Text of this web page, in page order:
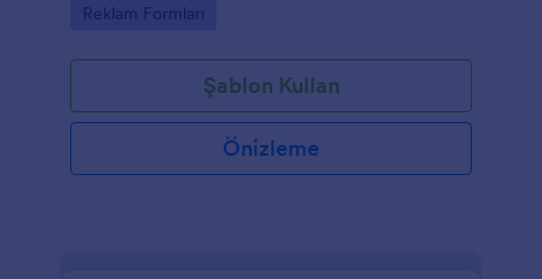
Go to Category:
Reklam Formları
Şablon Kullan
Önizleme